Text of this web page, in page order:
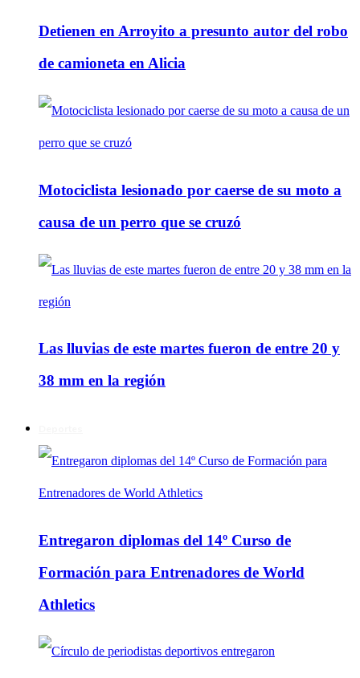
Detienen en Arroyito a presunto autor del robo
de camioneta en Alicia
Motociclista lesionado por caerse de su moto a
causa de un perro que se cruzó
Las lluvias de este martes fueron de entre 20 y
38 mm en la región
Entregaron diplomas del 14º Curso de
Formación para Entrenadores de World
Athletics